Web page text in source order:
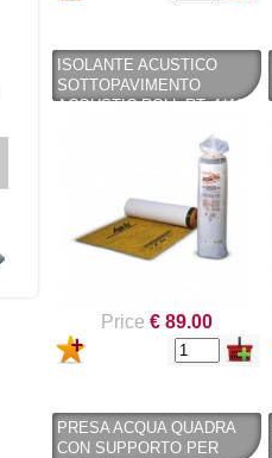
ISOLANTE ACUSTICO
SOTTOPAVIMENTO
ACOUSTIC ROLL RT. 1*10
Price € 89.00
PRESA ACQUA QUADRA
CON SUPPORTO PER